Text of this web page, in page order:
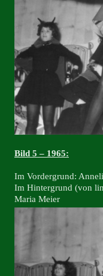
Bild 5 – 1965:
Im Vordergrund:
Im Hintergrund (von
Maria Meier